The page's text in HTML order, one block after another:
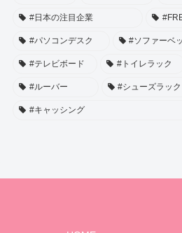
#日本の注目企業
#パソコンデスク #ソファーベ
#テレビボード #トイレラック
#ルーバー #シューズラック
#キャッシング